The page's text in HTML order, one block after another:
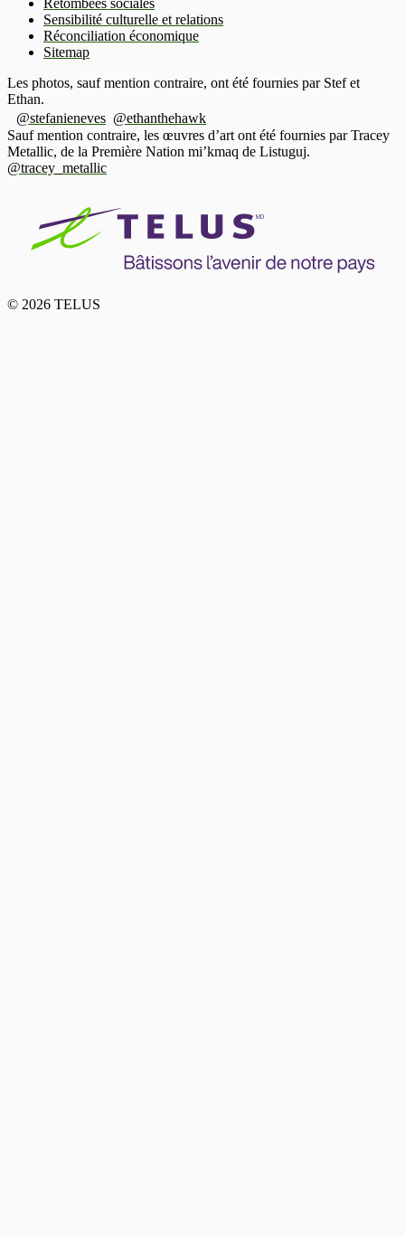
Retombées sociales
Sensibilité culturelle et relations
Réconciliation économique
Sitemap
Les photos, sauf mention contraire, ont été fournies par Stef et
Ethan.
@stefanieneves @ethanthehawk
Sauf mention contraire, les œuvres d’art ont été fournies par Tracey
Metallic, de la Première Nation mi’kmaq de Listuguj.
@tracey_metallic
© 2026 TELUS